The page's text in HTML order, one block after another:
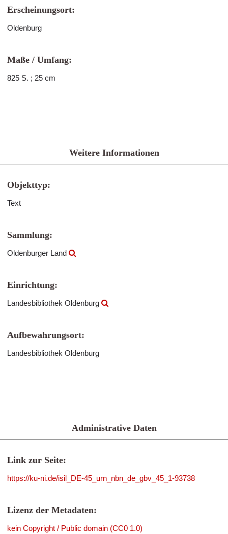
Erscheinungsort:
Oldenburg
Maße / Umfang:
825 S. ; 25 cm
Weitere Informationen
Objekttyp:
Text
Sammlung:
Oldenburger Land
Einrichtung:
Landesbibliothek Oldenburg
Aufbewahrungsort:
Landesbibliothek Oldenburg
Administrative Daten
Link zur Seite:
https://ku-ni.de/isil_DE-45_urn_nbn_de_gbv_45_1-93738
Lizenz der Metadaten:
kein Copyright / Public domain (CC0 1.0)